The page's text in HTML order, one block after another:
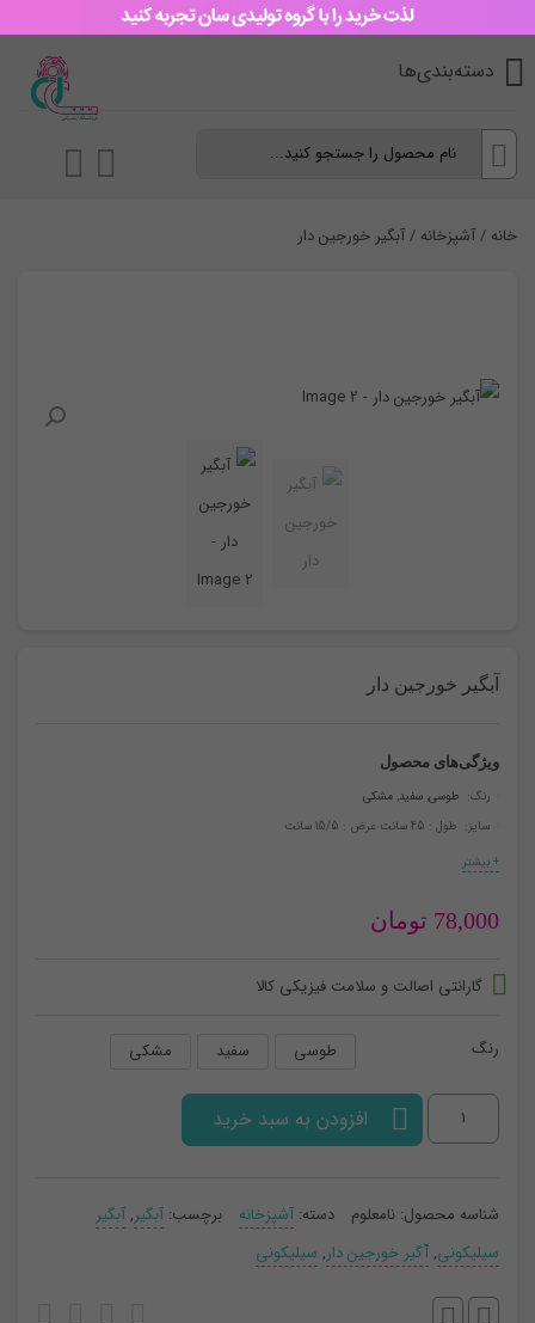
دسته‌بندی‌ها
خانه /آشپزخانه / آبگیر خورجین دار
آبگیر خورجین دار
ویژگی‌های محصول
رنگ: طوسی, سفید, مشکی
سایز: طول : 45 سانت عرض : 15/5 سانت
+ بیشتر
78,000 تومان
گارانتی اصالت و سلامت فیزیکی کالا
رنگ طوسی سفید مشکی
خورجین
عدد
افزودن به سبد خرید
شناسه محصول: نامعلوم دسته: آشپزخانه برچسب: آبگیر,آبگیر
سیلیکونی,آّگیر خورجین دار, سیلیکونی